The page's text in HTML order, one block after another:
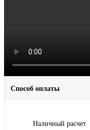
Способ оплаты
Наличный расчет